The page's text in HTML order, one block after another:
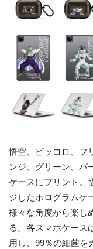
悟空、ピッコロ、フ
ンジ、グリーン、パ
ケースにプリント。
ジしたホログラムケ
様々な角度から楽し
る。各スマホケース
用し、99％の細菌を